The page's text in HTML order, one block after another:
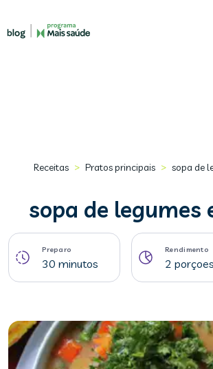
Receitas > Pratos principais > sopa de
sopa de legumes
Preparo
30 minutos
Rendimento
2 porçoes